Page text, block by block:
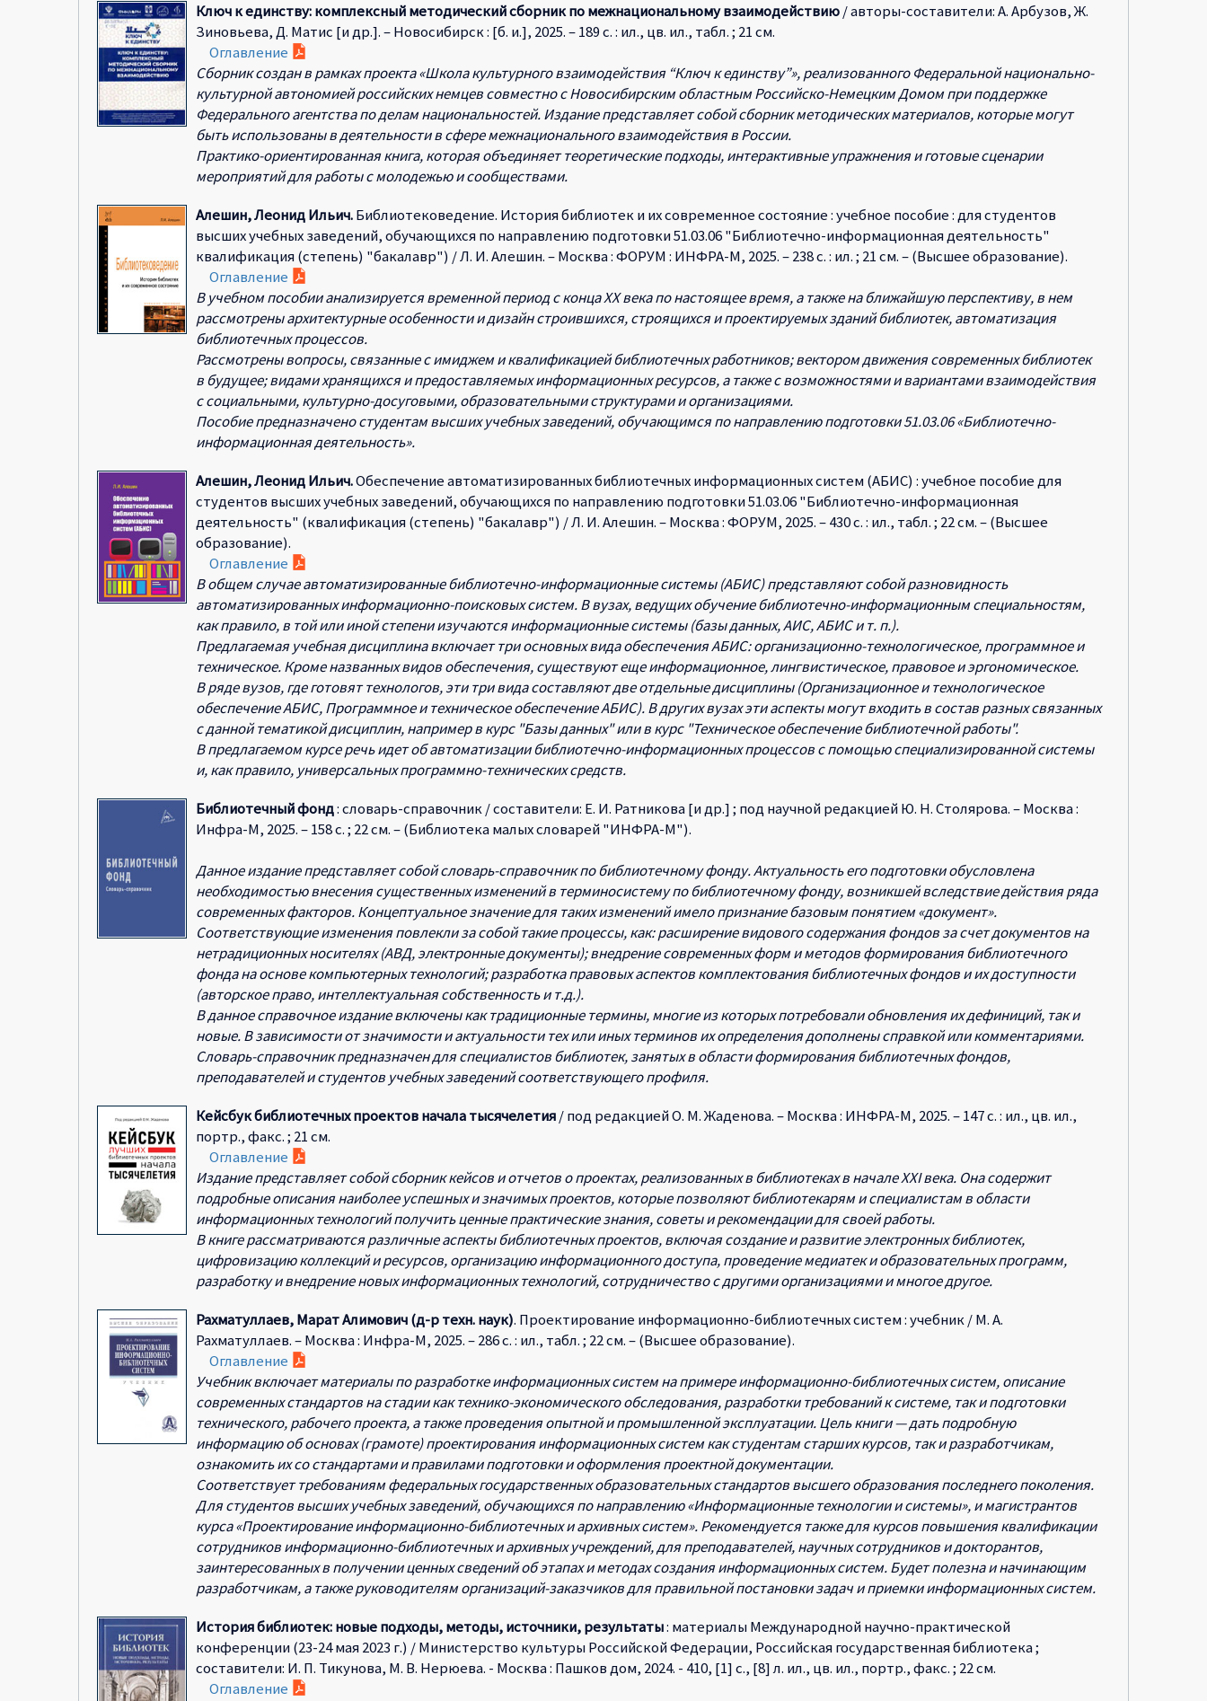
Ключ к единству: комплексный методический сборник по межнациональному взаимодействию/ авторы-составители: А. Арбузов, Ж.
Зиновьева, Д. Матис [и др.]. – Новосибирск : [б. и.], 2025. – 189 с. : ил., цв. ил., табл. ; 21 см.
Оглавление
Сборник создан в рамках проекта «Школа культурного взаимодействия “Ключ к единству”», реализованного Федеральной национально-
культурной автономией российских немцев совместно с Новосибирским областным Российско-Немецким Домом при поддержке
Федерального агентства по делам национальностей. Издание представляет собой сборник методических материалов, которые могут
быть использованы в деятельности в сфере межнационального взаимодействия в России.
Практико-ориентированная книга, которая объединяет теоретические подходы, интерактивные упражнения и готовые сценарии
мероприятий для работы с молодежью и сообществами.
Алешин, Леонид Ильич.Библиотековедение. История библиотек и их современное состояние : учебное пособие : для студентов
высших учебных заведений, обучающихся по направлению подготовки 51.03.06 "Библиотечно-информационная деятельность"
квалификация (степень) "бакалавр") / Л. И. Алешин. – Москва : ФОРУМ : ИНФРА-М, 2025. – 238 с. : ил. ; 21 см. – (Высшее образование).
Оглавление
В учебном пособии анализируется временной период с конца XX века по настоящее время, а также на ближайшую перспективу, в нем
рассмотрены архитектурные особенности и дизайн строившихся, строящихся и проектируемых зданий библиотек, автоматизация
библиотечных процессов.
Рассмотрены вопросы, связанные с имиджем и квалификацией библиотечных работников; вектором движения современных библиотек
в будущее; видами хранящихся и предоставляемых информационных ресурсов, а также с возможностями и вариантами взаимодействия
с социальными, культурно-досуговыми, образовательными структурами и организациями.
Пособие предназначено студентам высших учебных заведений, обучающимся по направлению подготовки 51.03.06 «Библиотечно-
информационная деятельность».
Алешин, Леонид Ильич.Обеспечение автоматизированных библиотечных информационных систем (АБИС) : учебное пособие для
студентов высших учебных заведений, обучающихся по направлению подготовки 51.03.06 "Библиотечно-информационная
деятельность" (квалификация (степень) "бакалавр") / Л. И. Алешин. – Москва : ФОРУМ, 2025. – 430 с. : ил., табл. ; 22 см. – (Высшее
образование).
Оглавление
В общем случае автоматизированные библиотечно-информационные системы (АБИС) представляют собой разновидность
автоматизированных информационно-поисковых систем. В вузах, ведущих обучение библиотечно-информационным специальностям,
как правило, в той или иной степени изучаются информационные системы (базы данных, АИС, АБИС и т. п.).
Предлагаемая учебная дисциплина включает три основных вида обеспечения АБИС: организационно-технологическое, программное и
техническое. Кроме названных видов обеспечения, существуют еще информационное, лингвистическое, правовое и эргономическое.
В ряде вузов, где готовят технологов, эти три вида составляют две отдельные дисциплины (Организационное и технологическое
обеспечение АБИС, Программное и техническое обеспечение АБИС). В других вузах эти аспекты могут входить в состав разных связанных
с данной тематикой дисциплин, например в курс "Базы данных" или в курс "Техническое обеспечение библиотечной работы".
В предлагаемом курсе речь идет об автоматизации библиотечно-информационных процессов с помощью специализированной системы
и, как правило, универсальных программно-технических средств.
Библиотечный фонд: словарь-справочник / составители: Е. И. Ратникова [и др.] ; под научной редакцией Ю. Н. Столярова. – Москва :
Инфра-М, 2025. – 158 с. ; 22 см. – (Библиотека малых словарей "ИНФРА-М").
Данное издание представляет собой словарь-справочник по библиотечному фонду. Актуальность его подготовки обусловлена
необходимостью внесения существенных изменений в терминосистему по библиотечному фонду, возникшей вследствие действия ряда
современных факторов. Концептуальное значение для таких изменений имело признание базовым понятием «документ».
Соответствующие изменения повлекли за собой такие процессы, как: расширение видового содержания фондов за счет документов на
нетрадиционных носителях (АВД, электронные документы); внедрение современных форм и методов формирования библиотечного
фонда на основе компьютерных технологий; разработка правовых аспектов комплектования библиотечных фондов и их доступности
(авторское право, интеллектуальная собственность и т.д.).
В данное справочное издание включены как традиционные термины, многие из которых потребовали обновления их дефиниций, так и
новые. В зависимости от значимости и актуальности тех или иных терминов их определения дополнены справкой или комментариями.
Словарь-справочник предназначен для специалистов библиотек, занятых в области формирования библиотечных фондов,
преподавателей и студентов учебных заведений соответствующего профиля.
Кейсбук библиотечных проектов начала тысячелетия/ под редакцией О. М. Жаденова. – Москва : ИНФРА-М, 2025. – 147 с. : ил., цв. ил.,
портр., факс. ; 21 см.
Оглавление
Издание представляет собой сборник кейсов и отчетов о проектах, реализованных в библиотеках в начале XXI века. Она содержит
подробные описания наиболее успешных и значимых проектов, которые позволяют библиотекарям и специалистам в области
информационных технологий получить ценные практические знания, советы и рекомендации для своей работы.
В книге рассматриваются различные аспекты библиотечных проектов, включая создание и развитие электронных библиотек,
цифровизацию коллекций и ресурсов, организацию информационного доступа, проведение медиатек и образовательных программ,
разработку и внедрение новых информационных технологий, сотрудничество с другими организациями и многое другое.
Рахматуллаев, Марат Алимович (д-р техн. наук). Проектирование информационно-библиотечных систем : учебник / М. А.
Рахматуллаев. – Москва : Инфра-М, 2025. – 286 с. : ил., табл. ; 22 см. – (Высшее образование).
Оглавление
Учебник включает материалы по разработке информационных систем на примере информационно-библиотечных систем, описание
современных стандартов на стадии как технико-экономического обследования, разработки требований к системе, так и подготовки
технического, рабочего проекта, а также проведения опытной и промышленной эксплуатации. Цель книги — дать подробную
информацию об основах (грамоте) проектирования информационных систем как студентам старших курсов, так и разработчикам,
ознакомить их со стандартами и правилами подготовки и оформления проектной документации.
Соответствует требованиям федеральных государственных образовательных стандартов высшего образования последнего поколения.
Для студентов высших учебных заведений, обучающихся по направлению «Информационные технологии и системы», и магистрантов
курса «Проектирование информационно-библиотечных и архивных систем». Рекомендуется также для курсов повышения квалификации
сотрудников информационно-библиотечных и архивных учреждений, для преподавателей, научных сотрудников и докторантов,
заинтересованных в получении ценных сведений об этапах и методах создания информационных систем. Будет полезна и начинающим
разработчикам, а также руководителям организаций-заказчиков для правильной постановки задач и приемки информационных систем.
История библиотек: новые подходы, методы, источники, результаты: материалы Международной научно-практической
конференции (23-24 мая 2023 г.) / Министерство культуры Российской Федерации, Российская государственная библиотека ;
составители: И. П. Тикунова, М. В. Нерюева. - Москва : Пашков дом, 2024. - 410, [1] с., [8] л. ил., цв. ил., портр., факс. ; 22 см.
Оглавление